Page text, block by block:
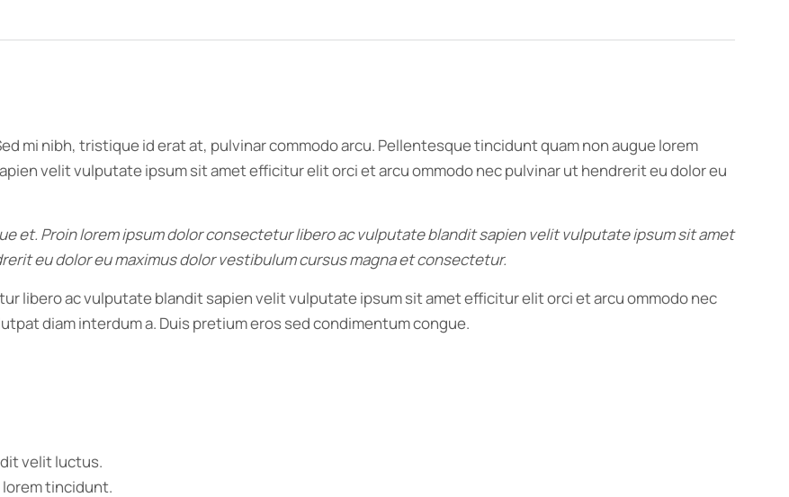
mi nibh, tristique id erat at, pulvinar commodo arcu. Pellentesque tincidunt quam non augue lorem
velit vulputate ipsum sit amet efficitur elit orci et arcu ommodo nec pulvinar ut hendrerit eu dolor eu
et. Proin lorem ipsum dolor consectetur libero ac vulputate blandit sapien velit vulputate ipsum sit amet
eu dolor eu maximus dolor vestibulum cursus magna et consectetur.
libero ac vulputate blandit sapien velit vulputate ipsum sit amet efficitur elit orci et arcu ommodo nec
diam interdum a. Duis pretium eros sed condimentum congue.
velit luctus.
lorem tincidunt.